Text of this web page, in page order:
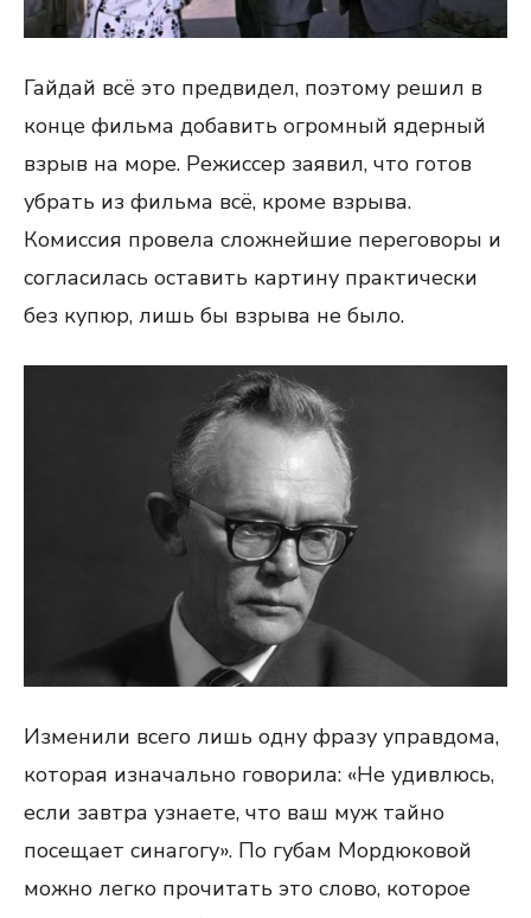
Гайдай всё это предвидел, поэтому решил в
конце фильма добавить огромный ядерный
взрыв на море. Режиссер заявил, что готов
убрать из фильма всё, кроме взрыва.
Комиссия провела сложнейшие переговоры и
согласилась оставить картину практически
без купюр, лишь бы взрыва не было.
Изменили всего лишь одну фразу управдома,
которая изначально говорила: «Не удивлюсь,
если завтра узнаете, что ваш муж тайно
посещает синагогу». По губам Мордюковой
можно легко прочитать это слово, которое